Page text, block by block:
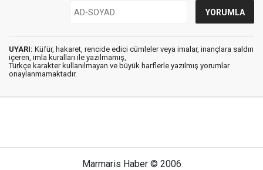
UYARI: Küfür, hakaret, rencide edici cümleler veya imalar, inançlara saldırı
içeren, imla kuralları ile yazılmamış,
Türkçe karakter kullanılmayan ve büyük harflerle yazılmış yorumlar
onaylanmamaktadır.
Marmaris Haber © 2006